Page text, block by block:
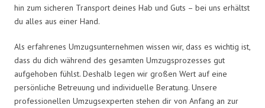
hin zum sicheren Transport deines Hab und Guts – bei uns erhältst
du alles aus einer Hand.
Als erfahrenes Umzugsunternehmen wissen wir, dass es wichtig ist,
dass du dich während des gesamten Umzugsprozesses gut
aufgehoben fühlst. Deshalb legen wir großen Wert auf eine
persönliche Betreuung und individuelle Beratung. Unsere
professionellen Umzugsexperten stehen dir von Anfang an zur